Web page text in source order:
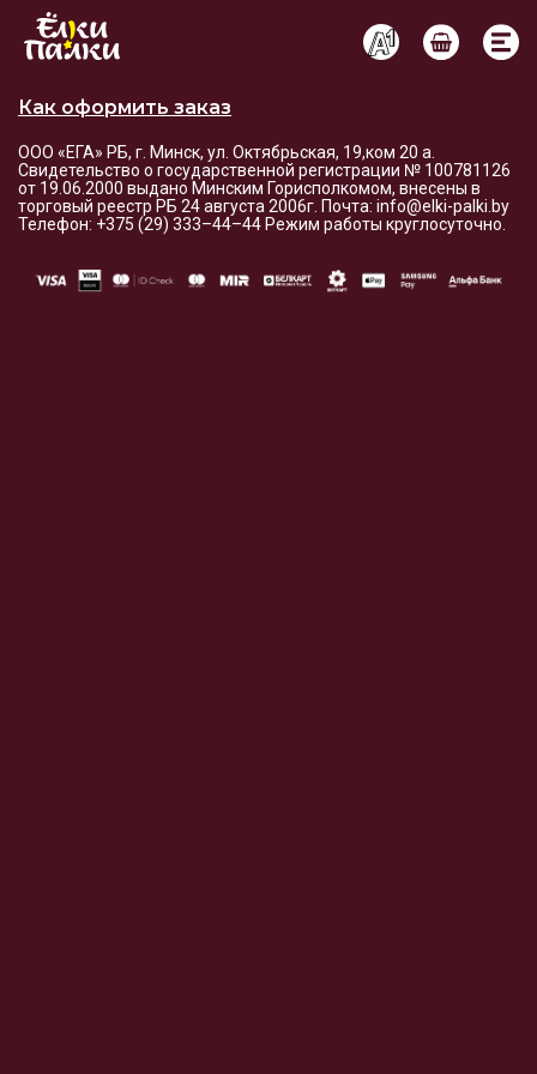
Условия оплаты и доставки
Как оформить заказ
ООО «ЕГА» РБ, г. Минск, ул. Октябрьская, 19,ком 20 а.
Свидетельство о государственной регистрации № 100781126
от 19.06.2000 выдано Минским Горисполкомом, внесены в
торговый реестр РБ 24 августа 2006г. Почта: info@elki-palki.by
Телефон: +375 (29) 333–44–44 Режим работы круглосуточно.